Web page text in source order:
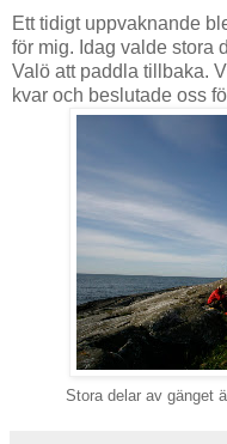
Ett tidigt uppvaknande
för mig. Idag valde stora
Valö att paddla tillbaka.
kvar och beslutade oss
Stora delar av gänget